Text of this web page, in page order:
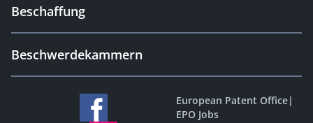
Beschaffung
Beschwerdekammern
European Patent Office|
EPO Jobs